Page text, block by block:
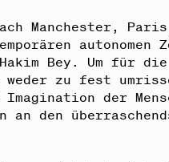
Manchester,
autonomen
Bey. Um für die
zu fest
der
an den